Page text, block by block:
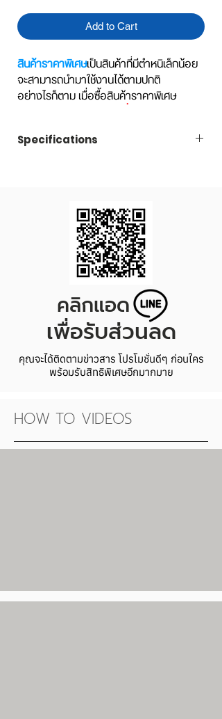
Add to Cart
สินค้าราคาพิเศษเป็นสินค้าที่มีตำหนิเล็กน้อย
จะสามารถนำมาใช้งานได้ตามปกติ
อย่างไรก็ตาม เมื่อซื้อสินค้าราคาพิเศษ
รายละเอียดสินค้า:1 ชุด ประกอบด้วย
กระป๋องพลาสติกใส+ฝาดึง (เลือกแบบได้)
***เพื่อให้ได้สินค้าที่ถูกต้องรบกวนลูกค้าอ่าน
รายละเอียด ดูรูปฝาดึงแต่ละชนิดที่ต้องการ
และเลือกให้ตรงกับความต้องการนะคะ***
Specifications
600 ml.
6.40 THB
Diameter 55 xWidth
74.7 x Height 165.5
Set/Carton
108
*Price/Set excluded VAT 7%
*Price/Set = Plastic can + SOT Inner lid
คลิกแอด
เพื่อรับส่วนลด
คุณจะได้ติดตามข่าวสาร โปรโมชั่นดีๆ ก่อนใคร
พร้อมรับสิทธิพิเศษอีกมากมาย
HOW TO VIDEOS